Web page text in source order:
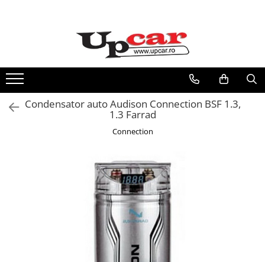
Aplice si Pendule
Electrocasnice Mici
Audio & Video
Condensator auto Audison Connection BSF 1.3,
1.3 Farrad
Connection